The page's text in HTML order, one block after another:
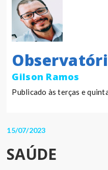
Gilson Ramos
Publicado às terças e
15/07/2023
SAÚDE